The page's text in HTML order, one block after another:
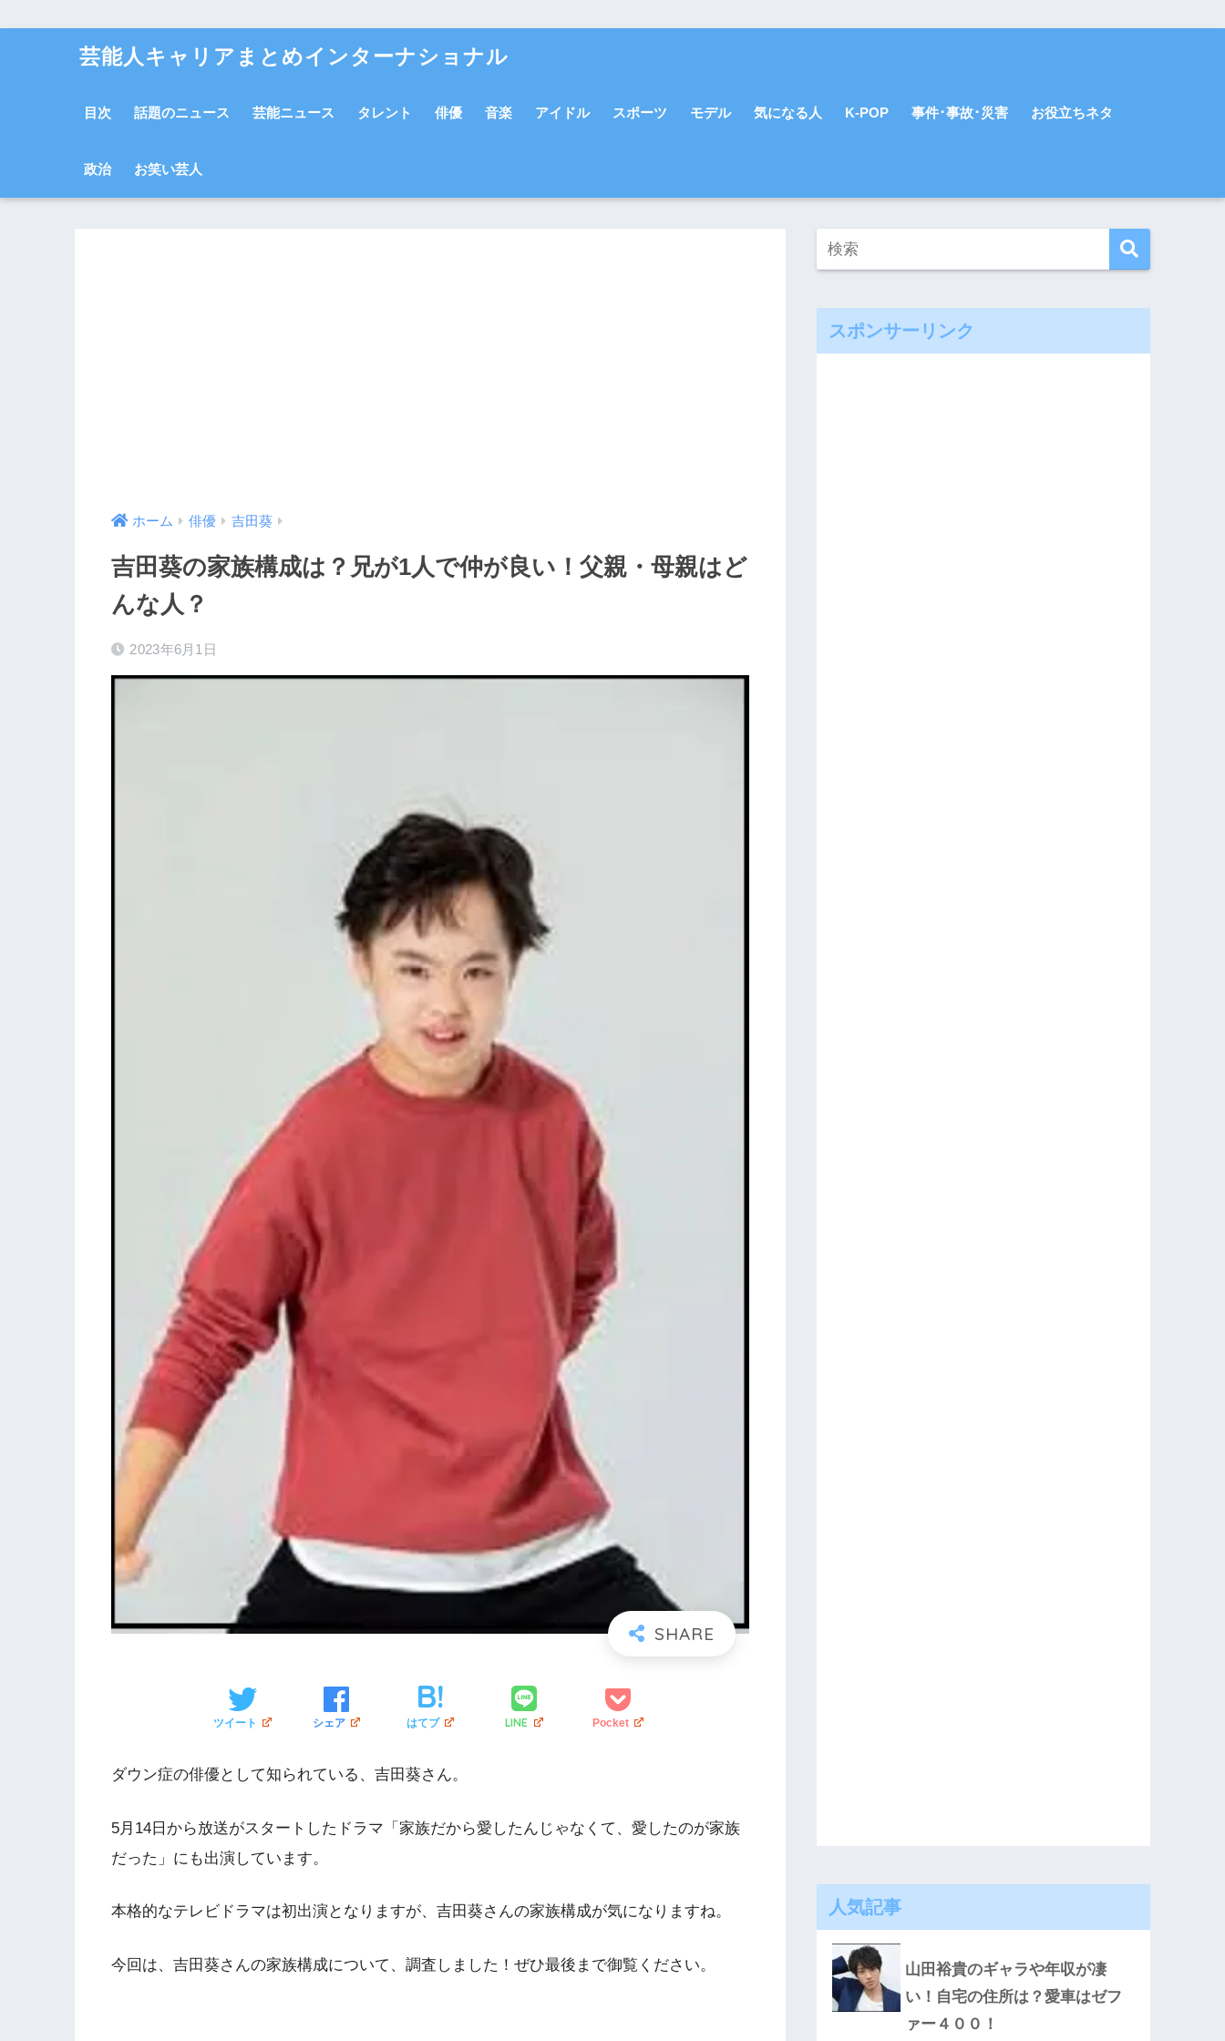
芸能人キャリアまとめインターナショナル
目次 話題のニュース 芸能ニュース タレント 俳優 音楽 アイドル スポーツ モデル 気になる人 K-POP 事件･事故･災害 お役立ちネタ
政治 お笑い芸人
ホーム 俳優 吉田葵
吉田葵の家族構成は？兄が1人で仲が良い！父親・母親はど
んな人？
2023年6月1日
ツイート シェア はてブ LINE Pocket
ダウン症の俳優として知られている、吉田葵さん。
5月14日から放送がスタートしたドラマ「家族だから愛したんじゃなくて、愛したのが家族
だった」にも出演しています。
本格的なテレビドラマは初出演となりますが、吉田葵さんの家族構成が気になりますね。
今回は、吉田葵さんの家族構成について、調査しました！ぜひ最後まで御覧ください。
スポンサーリンク
人気記事
山田裕貴のギャラや年収が凄
い！自宅の住所は？愛車はゼフ
ァー４００！